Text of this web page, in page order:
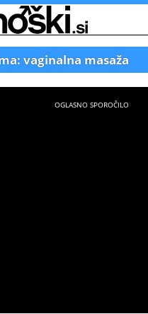
vaginalna masaža